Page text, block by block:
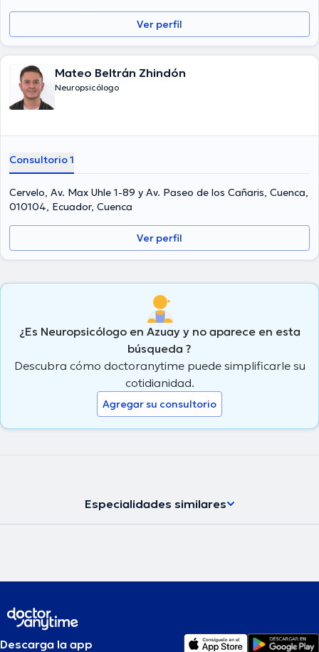
Ver perfil
Mateo Beltrán Zhindón
Neuropsicólogo
Consultorio 1
Cervelo, Av. Max Uhle 1-89 y Av. Paseo de los Cañaris, Cuenca,
010104, Ecuador, Cuenca
Ver perfil
¿Es Neuropsicólogo en Azuay y no aparece en esta
búsqueda ?
Descubra cómo doctoranytime puede simplificarle su
cotidianidad.
Agregar su consultorio
Especialidades similares
Descarga la app